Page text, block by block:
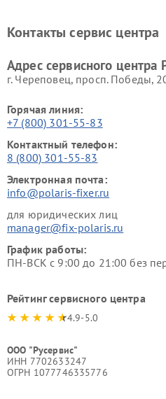
Контакты сервис центра
Адрес сервисного центра
г. Череповец, просп. Победы,
Горячая линия:
+7 (800) 301-55-83
Контактный телефон:
8 (800) 301-55-83
Электронная почта:
info@polaris-fixer.ru
для юридических лиц
manager@fix-polaris.ru
График работы:
ПН-ВСК с 9:00 до 21:00 без
Рейтинг сервисного центра
4.9-5.0
ООО "Русервис"
ИНН 7702633247
ОГРН 1077746335776